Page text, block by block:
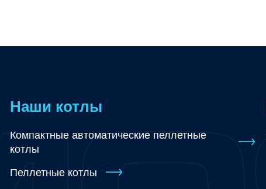
Наши котлы
Компактные автоматические пеллетные
котлы
Пеллетные котлы